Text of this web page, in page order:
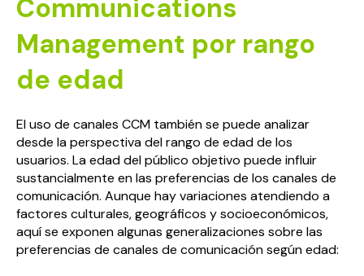
Communications
Management por rango
de edad
El uso de canales CCM también se puede analizar
desde la perspectiva del rango de edad de los
usuarios. La edad del público objetivo puede influir
sustancialmente en las preferencias de los canales de
comunicación. Aunque hay variaciones atendiendo a
factores culturales, geográficos y socioeconómicos,
aquí se exponen algunas generalizaciones sobre las
preferencias de canales de comunicación según edad: